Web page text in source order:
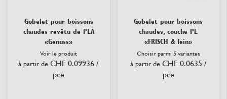
Gobelet pour boissons
chaudes revêtu de PLA
«Genuss»
Voir le produit
à partir de CHF 0.09936 /
pce
Gobelet pour boissons
chaudes, couche PE
«FRISCH & fein»
Choisir parmi 5 variantes
à partir de CHF 0.0635 /
pce